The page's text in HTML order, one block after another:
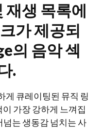
재생 목록에
가 제공되
의 음악 섹
.
게 큐레이팅된 뮤직 링
가장 강하게 느껴집
넘는 생동감 넘치는 사